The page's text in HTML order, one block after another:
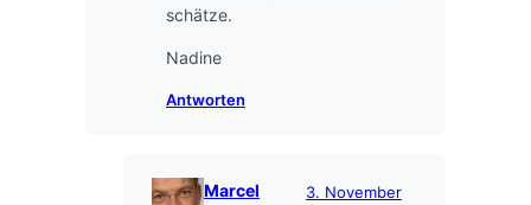
schätze.
Nadine
Antworten
Marcel
3. November